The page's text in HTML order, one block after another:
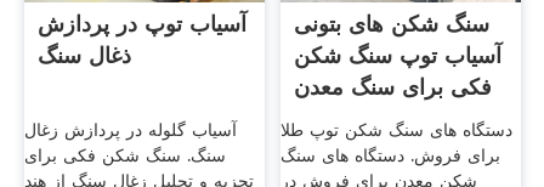
آسیاب توپ در پردازش
ذغال سنگ
آسیاب گلوله در پردازش زغال
سنگ. سنگ شکن فکی برای
تجزیه و تحلیل زغال سنگ از هند
سنگ شکن های بتونی
آسیاب توپ سنگ شکن
فکی برای سنگ معدن
دستگاه های سنگ شکن توپ طلا
برای فروش. دستگاه های سنگ
شکن معدن برای فروش در